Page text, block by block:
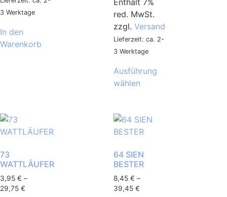
3 Werktage
In den
Warenkorb
red. MwSt.
zzgl. Versand
Lieferzeit: ca. 2-
3 Werktage
Ausführung
wählen
73
WATTLÄUFER
3,95 € –
29,75 €
64 SIEN
BESTER
8,45 € –
39,45 €